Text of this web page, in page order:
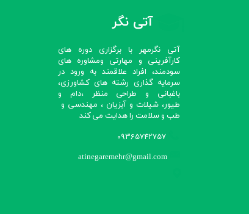
آتی نگر
آتی نگرمهر با برگزاری دوره های
کارآفرینی و مهارتی ومشاوره های
سودمند، افراد علاقمند به ورود در
سرمایه گذاری رشته های کشاورزی،
باغبانی و طراحی منظر ،دام و
طیور، شیلات و آبزیان ، مهندسی و
طب و سلامت را هدایت می کند​​​​​​​
09365742757
atinegaremehr@gmail.com